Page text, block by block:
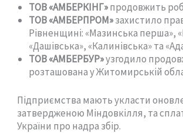
ТОВ «АМБЕРКІНГ»продовжить
ТОВ «АМБЕРПРОМ»захистило
Рівненщині: «Мазинська перша»,
«Дашівська», «Калинівська» та
ТОВ «АМБЕРБУР»узгодило
розташована у Житомирській
Підприємства мають укласти
затвердженою Міндовкілля, та
України про надра збір.